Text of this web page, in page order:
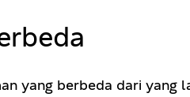
yang berbeda dari